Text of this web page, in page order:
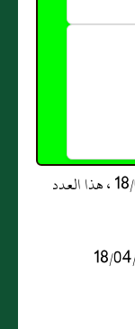
* : عدد المشاهدات و التنزيل منذ 18/04/2013 ، هذا العدد